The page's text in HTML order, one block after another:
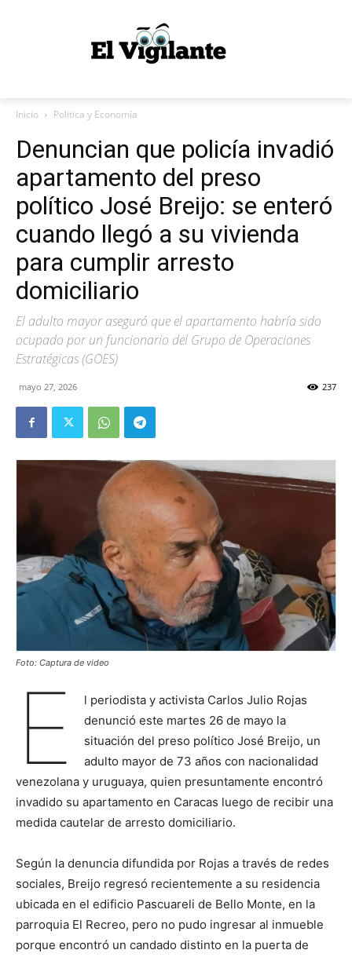
Inicio Politica y Economía
Denuncian que policía invadió
apartamento del preso
político José Breijo: se enteró
cuando llegó a su vivienda
para cumplir arresto
domiciliario
El adulto mayor aseguró que el apartamento habría sido
ocupado por un funcionario del Grupo de Operaciones
Estratégicas (GOES)
mayo 27, 2026 237
Foto: Captura de video
E
l periodista y activista Carlos Julio Rojas
denunció este martes 26 de mayo la
situación del preso político José Breijo, un
adulto mayor de 73 años con nacionalidad
venezolana y uruguaya, quien presuntamente encontró
invadido su apartamento en Caracas luego de recibir una
medida cautelar de arresto domiciliario.
Según la denuncia difundida por Rojas a través de redes
sociales, Breijo regresó recientemente a su residencia
ubicada en el edificio Pascuareli de Bello Monte, en la
parroquia El Recreo, pero no pudo ingresar al inmueble
porque encontró un candado distinto en la puerta de